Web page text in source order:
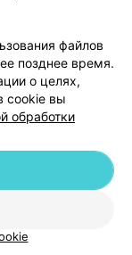
Республика Беларусь,
файлов
позднее время.
о целях,
cookie вы
обработки